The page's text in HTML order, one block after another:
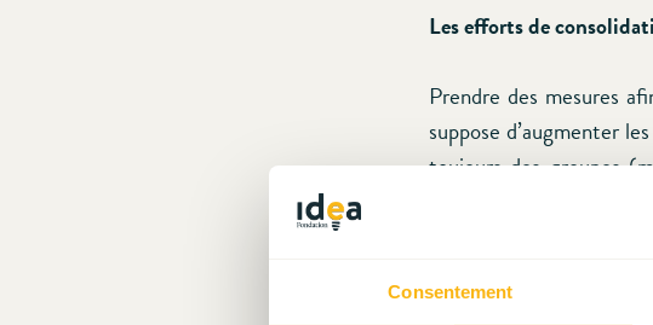
Consentement
Les efforts de
Prendre des mesures
suppose d’augmenter
toujours des groupes
affichée par le
tous les Ministères